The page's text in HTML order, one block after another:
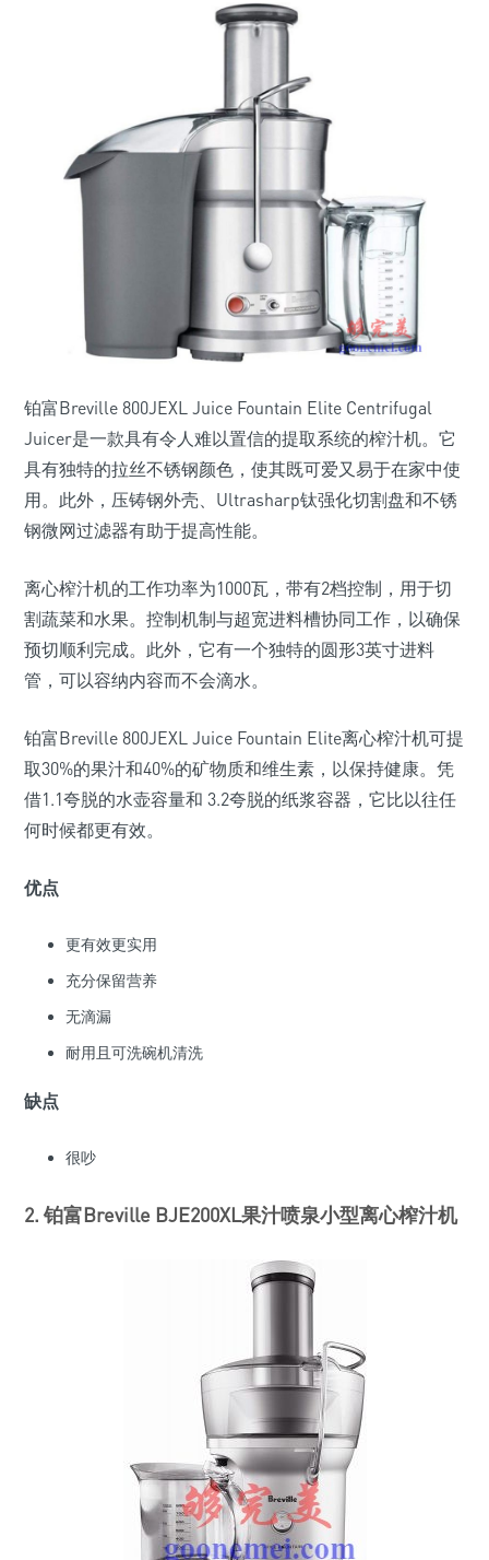
铂富Breville 800JEXL Juice Fountain Elite Centrifugal
Juicer是一款具有令人难以置信的提取系统的榨汁机。它
具有独特的拉丝不锈钢颜色，使其既可爱又易于在家中使
用。此外，压铸钢外壳、Ultrasharp钛强化切割盘和不锈
钢微网过滤器有助于提高性能。
离心榨汁机的工作功率为1000瓦，带有2档控制，用于切
割蔬菜和水果。控制机制与超宽进料槽协同工作，以确保
预切顺利完成。此外，它有一个独特的圆形3英寸进料
管，可以容纳内容而不会滴水。
铂富Breville 800JEXL Juice Fountain Elite离心榨汁机可提
取30%的果汁和40%的矿物质和维生素，以保持健康。凭
借1.1夸脱的水壶容量和 3.2夸脱的纸浆容器，它比以往任
何时候都更有效。
优点
更有效更实用
充分保留营养
无滴漏
耐用且可洗碗机清洗
缺点
很吵
2. 铂富Breville BJE200XL果汁喷泉小型离心榨汁机